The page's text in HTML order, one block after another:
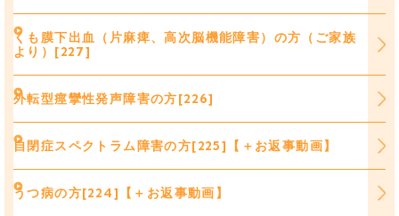
くも膜下出血（片麻痺、高次脳機能障害）の方（ご家族
より）[227]
外転型痙攣性発声障害の方[226]
自閉症スペクトラム障害の方[225]【＋お返事動画】
うつ病の方[224]【＋お返事動画】